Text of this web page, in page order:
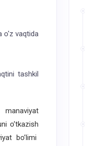
o'z vaqtida
tashkil
o’tkazish
bo’limi